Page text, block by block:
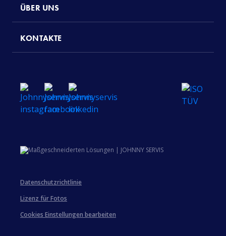
ÜBER UNS
KONTAKTE
Datenschutzrichtlinie
Lizenz für Fotos
Cookies Einstellungen bearbeiten